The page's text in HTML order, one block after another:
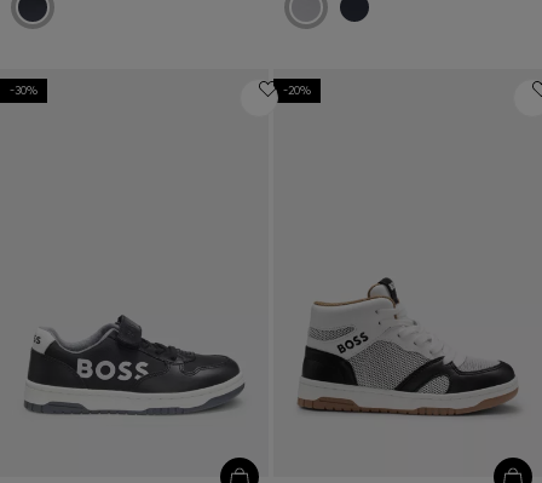
-30% -20%